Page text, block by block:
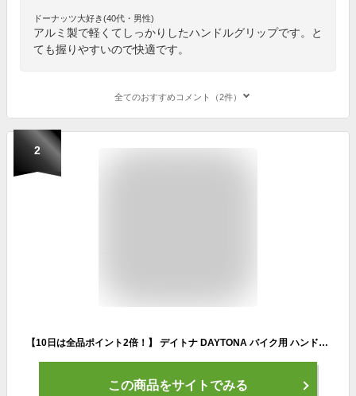
ドーナッツ大好き(40代・男性)
アルミ製で軽くてしっかりしたハンドルグリップです。と
ても握りやすいので快適です。
全てのおすすめコメント（2件）
2
【10日は全品ポイント2倍！】 デイトナ DAYTONA バイク用 ハンドルグリップ PRO-GRIP (プログリップ) スーパーバイクグリップ#601 耐震GEL 120mm 貫通 レッド/ブラック 98024
この商品をサイトでみる